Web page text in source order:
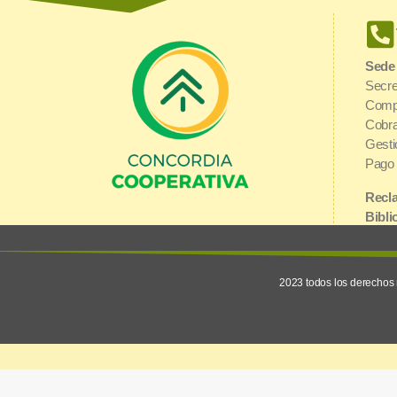
Concordia, Entre Ríos
2023 todos los